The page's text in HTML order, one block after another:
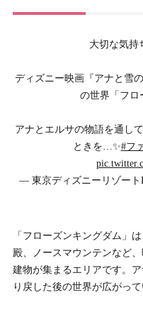
大切な気持
ディズニー映画『アナと雪
の世界「フ
アナとエルサの物語を通し
ときを…✨#フ
— 東京ディズニーリゾート
「フローズンキングダム」
殿、ノースマウンテンなど
建物が集まるエリアです。
り戻した後の世界が広がって